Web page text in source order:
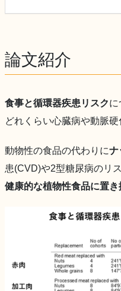
論文紹介
食事と循環器疾患リスクに
どれくらい心臓病や動脈
動物性の食品の代わりにナ
患(CVD)や2型糖尿病のリ
健康的な植物性食品に置き